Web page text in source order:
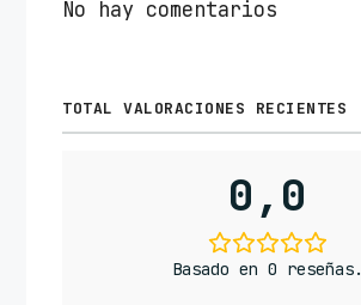
No hay comentarios
TOTAL VALORACIONES RECIENTES
0,0
Basado en 0 reseñas.